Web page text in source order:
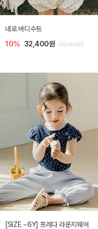
네로 바디수트
10% 32,400원 36,000원
[SIZE ~6Y] 프레다 라운지웨어